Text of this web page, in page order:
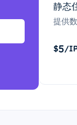
静态
提供
$5/